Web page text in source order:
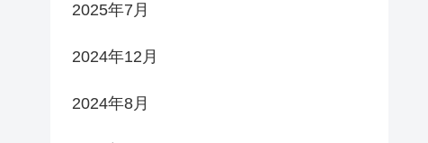
2025年7月
2024年12月
2024年8月